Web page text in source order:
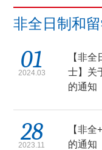
非全日制和
01
2024.03
【非
士】关
的通知
28
2023.11
【非
的通知